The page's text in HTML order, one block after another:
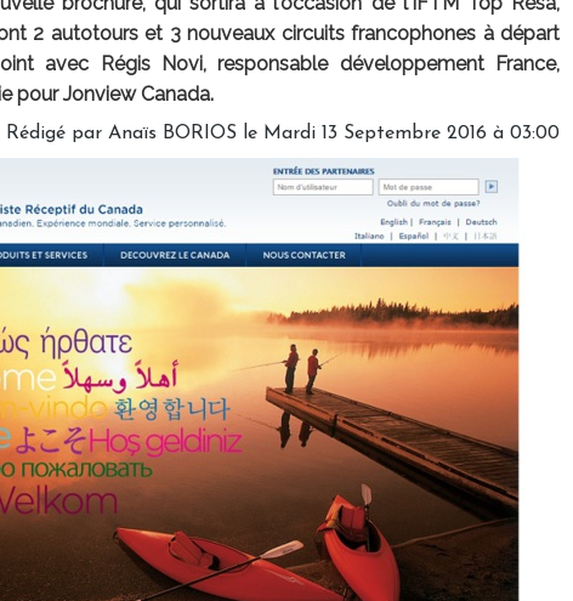
2 autotours et 3 nouveaux circuits francophones à départ
avec Régis Novi, responsable développement France,
pour Jonview Canada.
Rédigé par Anaïs BORIOS le Mardi 13 Septembre 2016 à 03:00